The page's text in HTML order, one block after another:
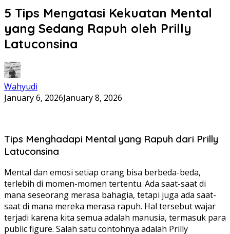
5 Tips Mengatasi Kekuatan Mental
yang Sedang Rapuh oleh Prilly
Latuconsina
Wahyudi
January 6, 2026January 8, 2026
Tips Menghadapi Mental yang Rapuh dari Prilly
Latuconsina
Mental dan emosi setiap orang bisa berbeda-beda,
terlebih di momen-momen tertentu. Ada saat-saat di
mana seseorang merasa bahagia, tetapi juga ada saat-
saat di mana mereka merasa rapuh. Hal tersebut wajar
terjadi karena kita semua adalah manusia, termasuk para
public figure. Salah satu contohnya adalah Prilly